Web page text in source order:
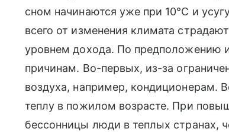
сном начинаются уже при 10°С и
всего от изменения климата
уровнем дохода. По предположению
причинам. Во-первых, из-за
воздуха, например, кондиционерам.
теплу в пожилом возрасте. При
бессонницы люди в теплых странах,